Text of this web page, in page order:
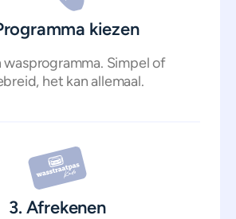
kiezen
wasprogramma. Simpel of
het kan allemaal.
3. Afrekenen